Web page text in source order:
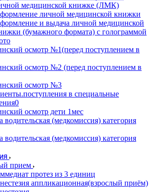
медицинской книжке (ЛМК)
личной медицинской книжки
и выдача личной медицинской
(бумажного формата) с голограммой
осмотр №1(перед поступлением в
осмотр №2 (перед поступлением в
осмотр №3
в специальные
осмотр дети 1мес
водительская (медкомиссия) категория
водительская (медкомиссия) категория
прием
протез из 3 единиц
аппликационная(взрослый приём)